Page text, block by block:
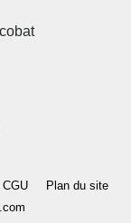
Plan du site